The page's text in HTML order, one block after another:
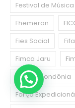
Festival de
Fhemeron
Fies Social
Fifa
Fimca Jaru
Fiocruz Rondônia
Força